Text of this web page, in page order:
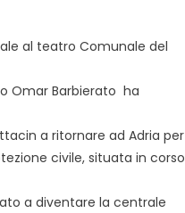
al teatro Comunale del
Omar Barbierato ha
a ritornare ad Adria per
civile, situata in corso
a diventare la centrale